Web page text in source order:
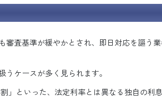
審査基準が緩やかとされ、即日対応を謳う
うケースが多く見られます。
割」といった、法定利率とは異なる独自の利